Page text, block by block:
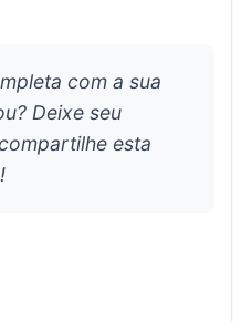
com a sua
Deixe seu
esta